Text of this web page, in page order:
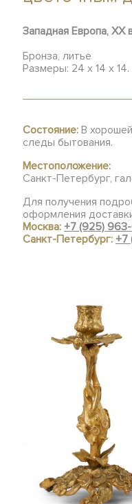
Западная Европа, XX
Бронза, литье
Размеры: 24 х 14 х 14.
Состояние: В
следы бытования.
Местоположение:
Санкт-Петербург,
Для получения
оформления
Москва:+7 (925)
Санкт-Петербург:+7